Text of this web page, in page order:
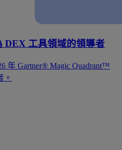
DEX 工具領域的領導者
年 Gartner® Magic Quadrant™
。